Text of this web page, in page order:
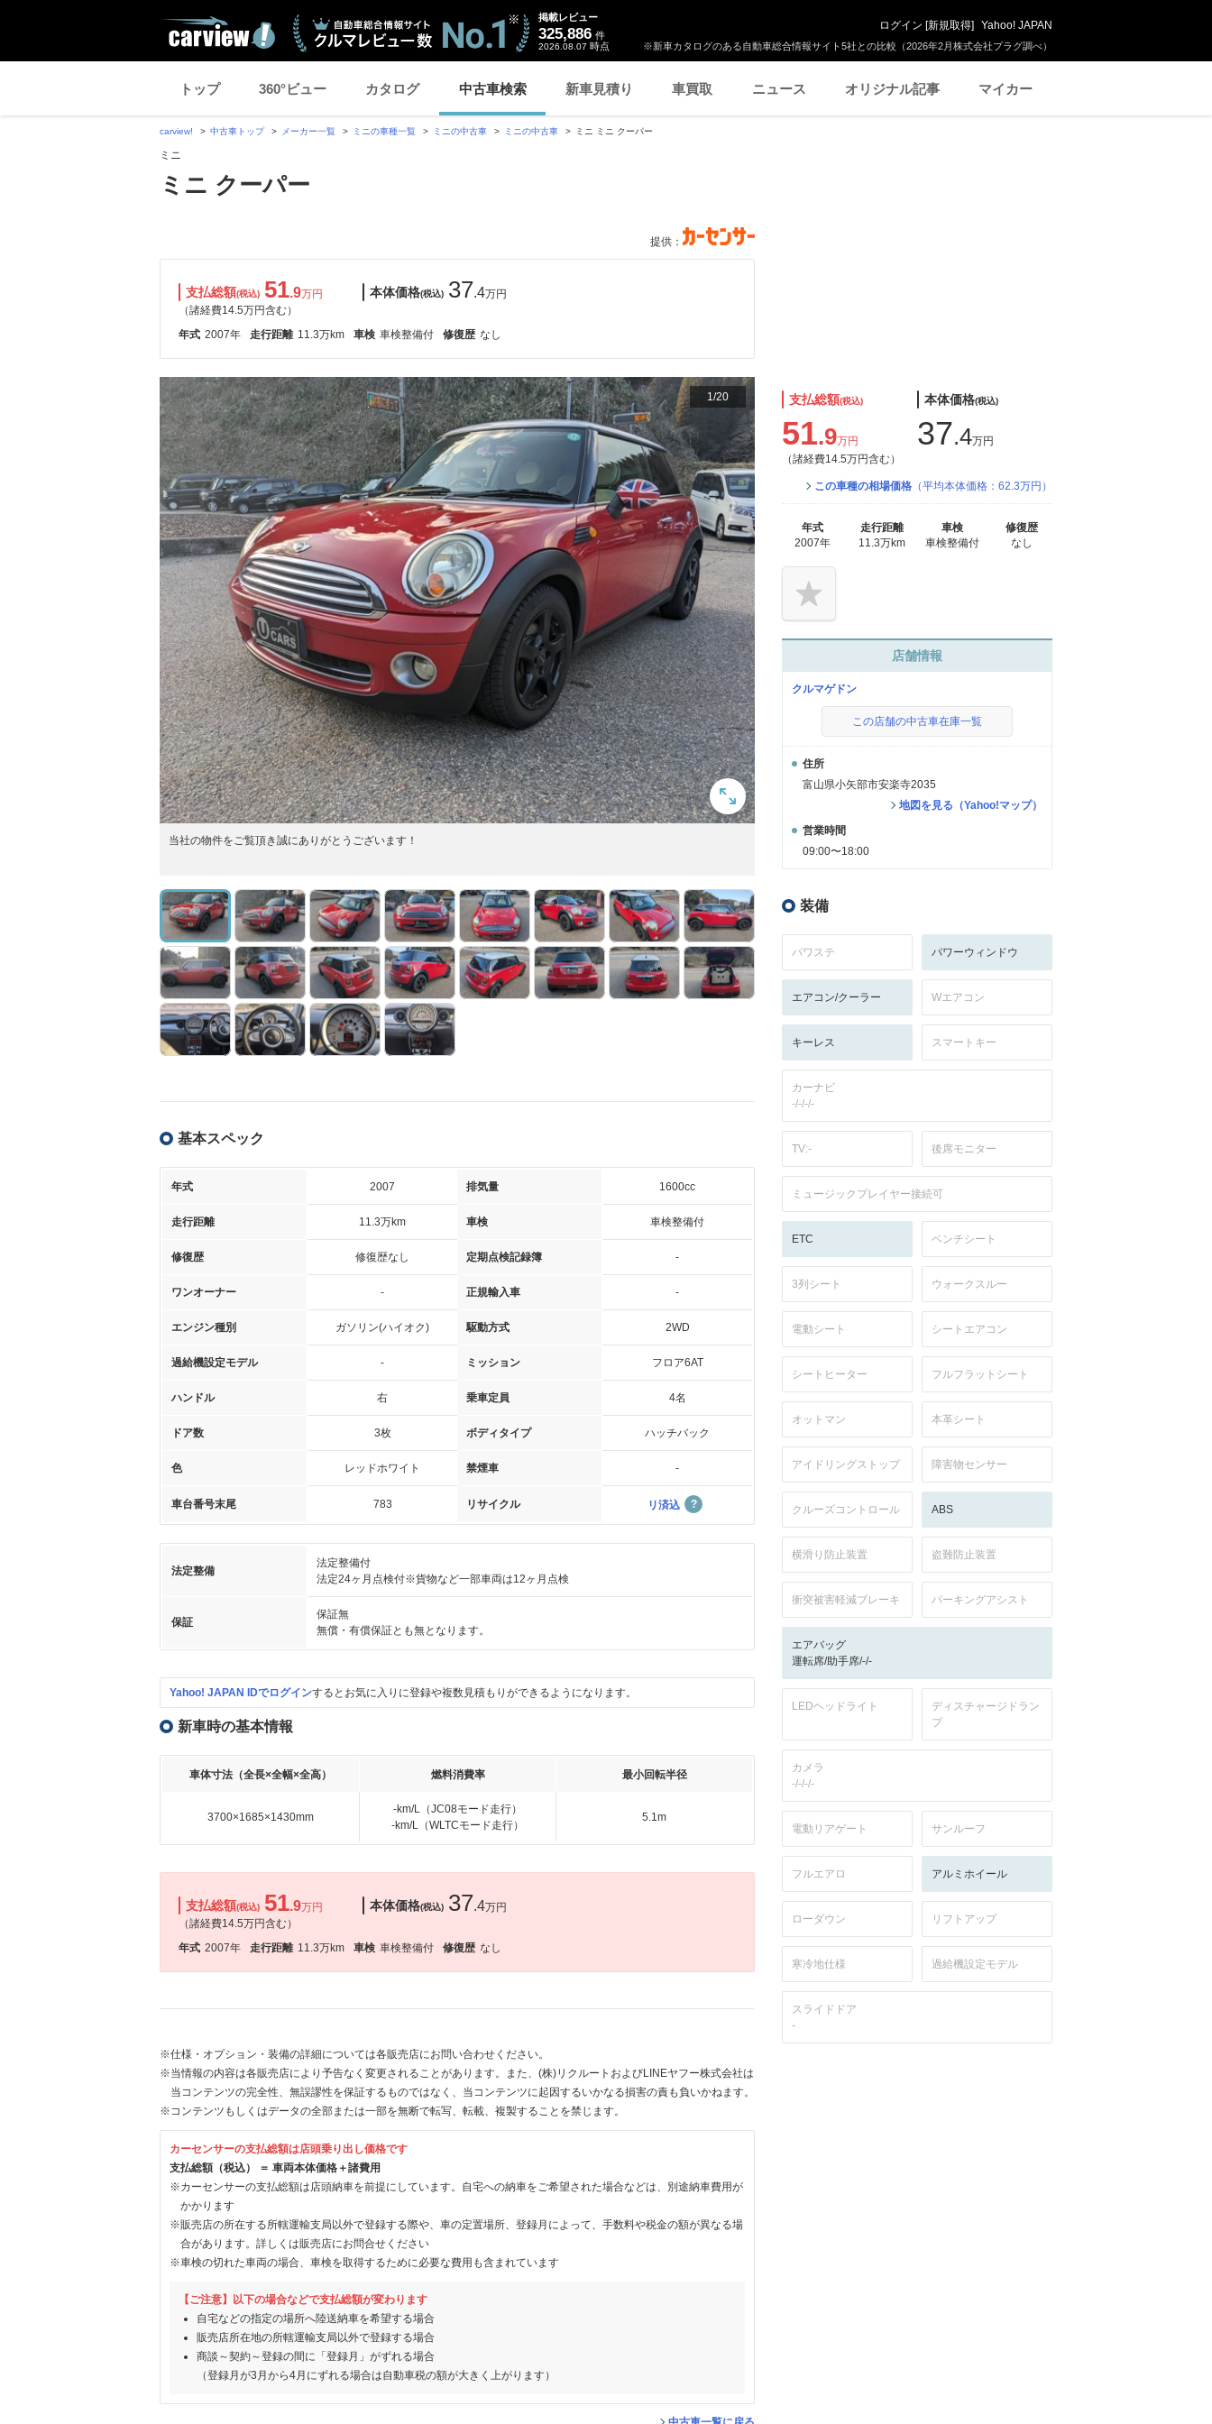
※新車カタログのある自動車総合情報サイト5社との比較（2026年2月株式会社プラグ調べ）
掲載レビュー
325,886 件
2026.08.07 時点
ログイン [新規取得] Yahoo! JAPAN
トップ 360°ビュー カタログ 中古車検索 新車見積り 車買取 ニュース オリジナル記事 マイカー
carview! 中古車トップ メーカー一覧 ミニの車種一覧 ミニの中古車 ミニの中古車 ミニ ミニ クーパー
ミニ
ミニ クーパー
提供：
支払総額(税込) 51.9万円
（諸経費14.5万円含む）
本体価格(税込) 37.4万円
年式 2007年 走行距離 11.3万km 車検 車検整備付 修復歴 なし
1/20
当社の物件をご覧頂き誠にありがとうございます！
基本スペック
年式 2007 排気量 1600cc
走行距離 11.3万km 車検 車検整備付
修復歴 修復歴なし 定期点検記録簿 -
ワンオーナー - 正規輸入車 -
エンジン種別 ガソリン(ハイオク) 駆動方式 2WD
過給機設定モデル - ミッション フロア6AT
ハンドル 右 乗車定員 4名
ドア数 3枚 ボディタイプ ハッチバック
色 レッドホワイト 禁煙車 -
車台番号末尾 783 リサイクル リ済込
法定整備
法定整備付
法定24ヶ月点検付※貨物など一部車両は12ヶ月点検
保証
保証無
無償・有償保証とも無となります。
Yahoo! JAPAN IDでログインするとお気に入りに登録や複数見積もりができるようになります。
新車時の基本情報
車体寸法（全長×全幅×全高） 燃料消費率 最小回転半径
3700×1685×1430mm
-km/L（JC08モード走行）
-km/L（WLTCモード走行）
5.1m
支払総額(税込) 51.9万円
（諸経費14.5万円含む）
本体価格(税込) 37.4万円
年式 2007年 走行距離 11.3万km 車検 車検整備付 修復歴 なし
※仕様・オプション・装備の詳細については各販売店にお問い合わせください。
※当情報の内容は各販売店により予告なく変更されることがあります。また、(株)リクルートおよびLINEヤフー株式会社は
当コンテンツの完全性、無誤謬性を保証するものではなく、当コンテンツに起因するいかなる損害の責も負いかねます。
※コンテンツもしくはデータの全部または一部を無断で転写、転載、複製することを禁じます。
カーセンサーの支払総額は店頭乗り出し価格です
支払総額（税込） ＝ 車両本体価格＋諸費用
※カーセンサーの支払総額は店頭納車を前提にしています。自宅への納車をご希望された場合などは、別途納車費用が
かかります
※販売店の所在する所轄運輸支局以外で登録する際や、車の定置場所、登録月によって、手数料や税金の額が異なる場
合があります。詳しくは販売店にお問合せください
※車検の切れた車両の場合、車検を取得するために必要な費用も含まれています
【ご注意】以下の場合などで支払総額が変わります
自宅などの指定の場所へ陸送納車を希望する場合
販売店所在地の所轄運輸支局以外で登録する場合
商談～契約～登録の間に「登録月」がずれる場合
（登録月が3月から4月にずれる場合は自動車税の額が大きく上がります）
支払総額(税込)
51.9万円
（諸経費14.5万円含む）
本体価格(税込)
37.4万円
この車種の相場価格 （平均本体価格：62.3万円）
年式
2007年
走行距離
11.3万km
車検
車検整備付
修復歴
なし
店舗情報
クルマゲドン
この店舗の中古車在庫一覧
住所
富山県小矢部市安楽寺2035
地図を見る（Yahoo!マップ）
営業時間
09:00〜18:00
装備
パワステ パワーウィンドウ
エアコン/クーラー Wエアコン
キーレス スマートキー
カーナビ
-/-/-/-
TV:- 後席モニター
ミュージックプレイヤー接続可
ETC ベンチシート
3列シート ウォークスルー
電動シート シートエアコン
シートヒーター フルフラットシート
オットマン 本革シート
アイドリングストップ 障害物センサー
クルーズコントロール ABS
横滑り防止装置 盗難防止装置
衝突被害軽減ブレーキ パーキングアシスト
エアバッグ
運転席/助手席/-/-
LEDヘッドライト
ディスチャージドラン
プ
カメラ
-/-/-/-
電動リアゲート サンルーフ
フルエアロ アルミホイール
ローダウン リフトアップ
寒冷地仕様 過給機設定モデル
スライドドア
-